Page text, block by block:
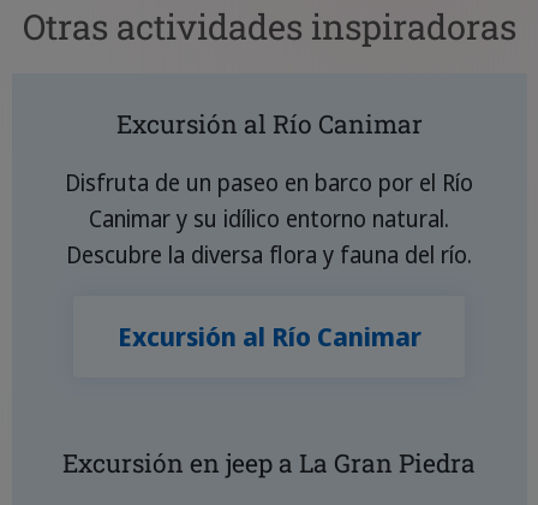
Otras actividades inspiradoras
Excursión al Río Canimar
Disfruta de un paseo en barco por el Río
Canimar y su idílico entorno natural.
Descubre la diversa flora y fauna del río.
Excursión al Río Canimar
Excursión en jeep a La Gran Piedra